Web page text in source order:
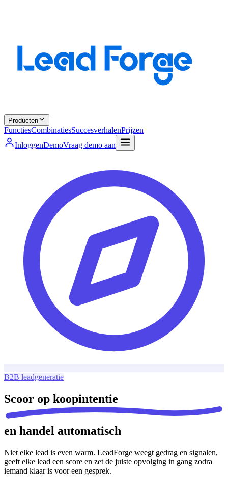
Producten
FunctiesCombinatiesSuccesverhalenPrijzen
InloggenDemoVraag demo aan
B2B leadgeneratie
Scoor op koopintentie
en handel automatisch
Niet elke lead is even warm. LeadForge weegt gedrag en signalen,
geeft elke lead een score en zet de juiste opvolging in gang zodra
iemand klaar is voor een gesprek.